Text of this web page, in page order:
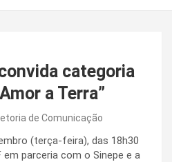
categoria
a Terra”
de Comunicação
(terça-feira), das 18h30
em parceria com o Sinepe e a